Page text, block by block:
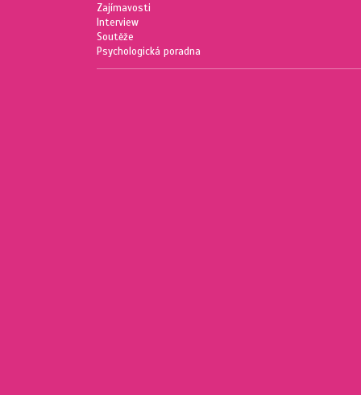
Zajímavosti
Interview
Soutěže
Psychologická poradna